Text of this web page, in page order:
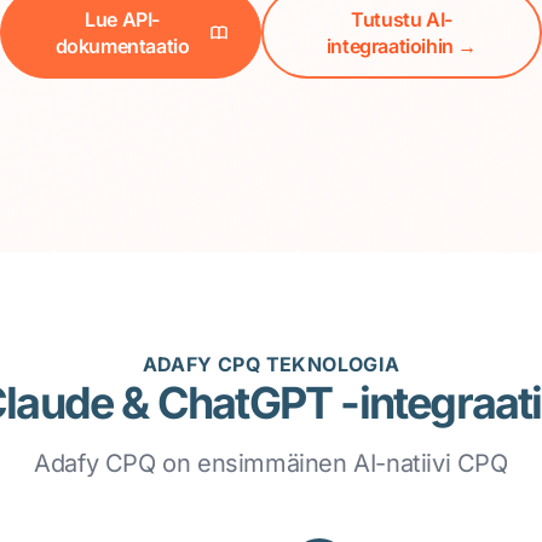
Lue API-
dokumentaatio
Tutustu AI-
integraatioihin →
ADAFY CPQ TEKNOLOGIA
& ChatGPT -
Adafy CPQ on ensimmäinen AI-natiivi CPQ